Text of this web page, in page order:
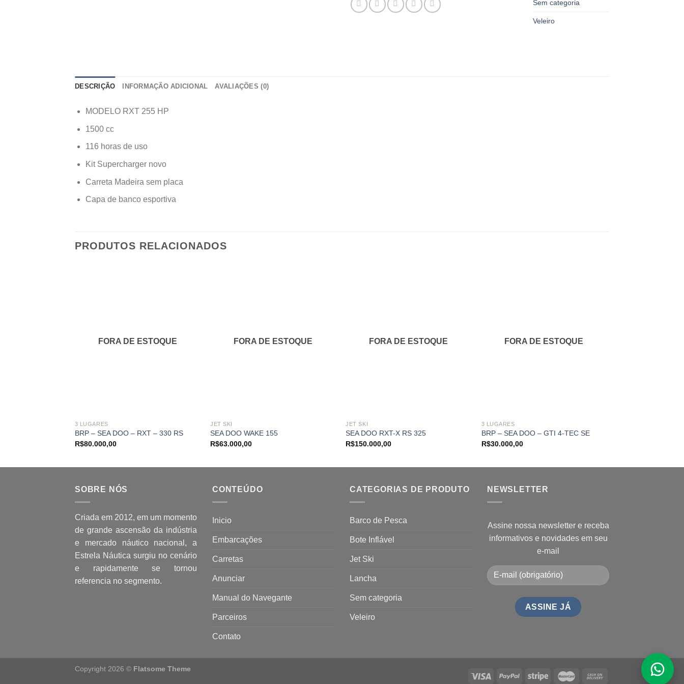
Sem categoria
Veleiro
DESCRIÇÃO INFORMAÇÃO ADICIONAL AVALIAÇÕES (0)
MODELO RXT 255 HP
1500 cc
116 horas de uso
Kit Supercharger novo
Carreta Madeira sem placa
Capa de banco esportiva
PRODUTOS RELACIONADOS
FORA DE ESTOQUE
3 LUGARES
BRP – SEA DOO – RXT – 330 RS
R$80.000,00
FORA DE ESTOQUE
JET SKI
SEA DOO WAKE 155
R$63.000,00
FORA DE ESTOQUE
JET SKI
SEA DOO RXT-X RS 325
R$150.000,00
FORA DE ESTOQUE
3 LUGARES
BRP – SEA DOO – GTI 4-TEC SE
R$30.000,00
SOBRE NÓS
Criada em 2012, em um momento
de grande ascensão da indústria
e mercado náutico nacional, a
Estrela Náutica surgiu no cenário
e rapidamente se tornou
referencia no segmento.
CONTEÚDO
Inicio
Embarcações
Carretas
Anunciar
Manual do Navegante
Parceiros
Contato
CATEGORIAS DE PRODUTO
Barco de Pesca
Bote Inflável
Jet Ski
Lancha
Sem categoria
Veleiro
NEWSLETTER
Assine nossa newsletter e receba
informativos e novidades em seu
e-mail
Copyright 2026 © Flatsome Theme